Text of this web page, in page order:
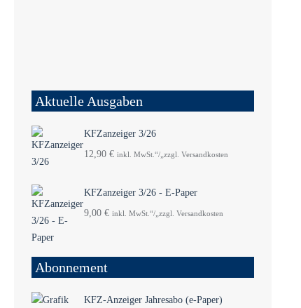
Aktuelle Ausgaben
KFZanzeiger 3/26
12,90 € inkl. MwSt.“/„zzgl. Versandkosten
KFZanzeiger 3/26 - E-Paper
9,00 € inkl. MwSt.“/„zzgl. Versandkosten
Abonnement
KFZ-Anzeiger Jahresabo (e-Paper)